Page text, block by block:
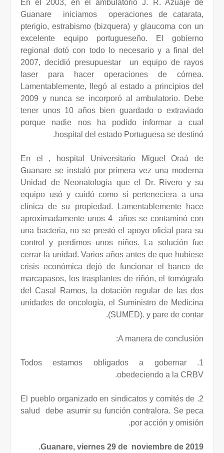
En el 2003, en el ambulatorio J. R. Azuaje de
Guanare
iniciamos
operaciones de catarata,
pterigio, estrabismo (bizquera) y glaucoma con un
excelente equipo portugueseño. El gobierno
regional dotó con todo lo necesario y a final del
2007, decidió presupuestar
un equipo de rayos
laser para hacer operaciones de córnea.
Lamentablemente, llegó al estado a principios del
2009 y nunca se incorporó al ambulatorio. Debe
tener unos 10 años bien guardado o extraviado
porque nadie nos ha podido informar a cual
hospital del estado Portuguesa se destinó.
En el , hospital Universitario Miguel Oraá de
Guanare se instaló por primera vez una moderna
Unidad de Neonatología que el Dr. Rivero y su
equipo usó y cuidó como si perteneciera a una
clínica de su propiedad. Lamentablemente hace
aproximadamente unos 4
años se contaminó con
una bacteria, no se prestó el apoyo oficial para su
control y perdimos unos niños. La solución fue
cerrar la unidad. Varios años antes de que hubiese
crisis económica dejó de funcionar el banco de
marcapasos, los trasplantes de riñón, el tomógrafo
del Casal Ramos, la dotación regular de las dos
unidades de oncología, el Suministro de Medicina
(SUMED). y pare de contar.
A manera de conclusión:
1. Todos estamos obligados a gobernar
obedeciendo a la CRBV.
2. El pueblo organizado en sindicatos y comités de
salud
debe asumir su función contralora. Se peca
por acción y omisión.
Guanare, viernes 29 de noviembre de 2019.